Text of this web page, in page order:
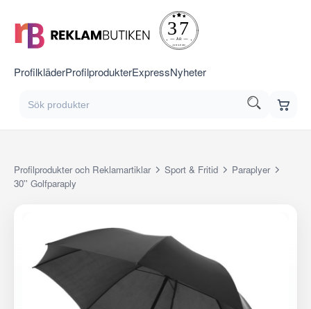
ProfilkläderProfilprodukterExpressNyheter
Profilprodukter och Reklamartiklar Sport & Fritid
Paraplyer
30'' Golfparaply